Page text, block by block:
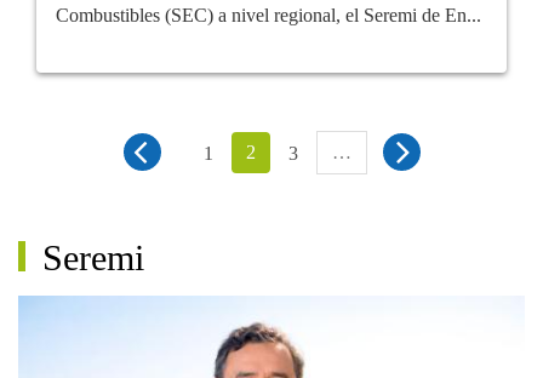
Combustibles (SEC) a nivel regional, el Seremi de En...
1 2 3 …
Seremi